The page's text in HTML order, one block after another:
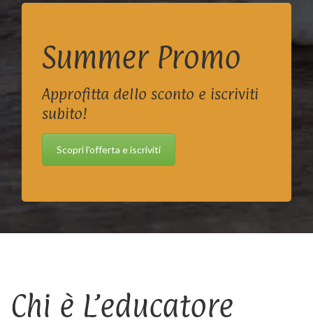
Summer Promo
Approfitta dello sconto e iscriviti
subito!
Scopri l'offerta e iscriviti
Chi è L’educatore